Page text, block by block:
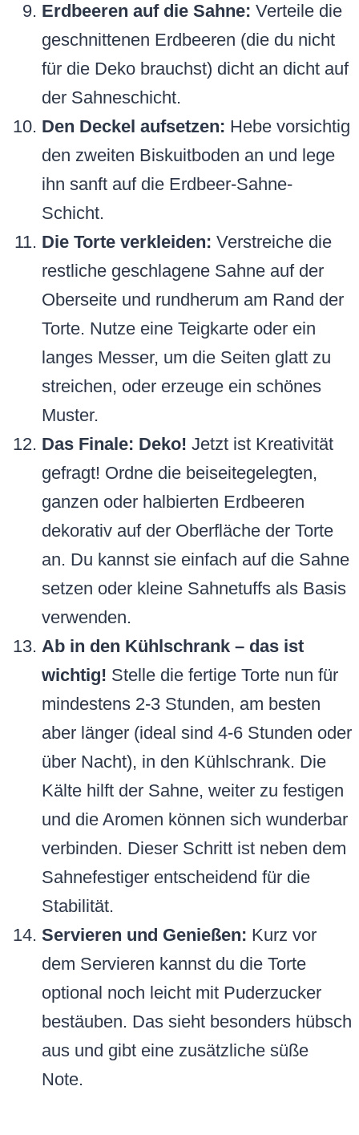
Erdbeeren auf die Sahne: Verteile die
geschnittenen Erdbeeren (die du nicht
für die Deko brauchst) dicht an dicht auf
der Sahneschicht.
Den Deckel aufsetzen: Hebe vorsichtig
den zweiten Biskuitboden an und lege
ihn sanft auf die Erdbeer-Sahne-
Schicht.
Die Torte verkleiden: Verstreiche die
restliche geschlagene Sahne auf der
Oberseite und rundherum am Rand der
Torte. Nutze eine Teigkarte oder ein
langes Messer, um die Seiten glatt zu
streichen, oder erzeuge ein schönes
Muster.
Das Finale: Deko! Jetzt ist Kreativität
gefragt! Ordne die beiseitegelegten,
ganzen oder halbierten Erdbeeren
dekorativ auf der Oberfläche der Torte
an. Du kannst sie einfach auf die Sahne
setzen oder kleine Sahnetuffs als Basis
verwenden.
Ab in den Kühlschrank – das ist
wichtig! Stelle die fertige Torte nun für
mindestens 2-3 Stunden, am besten
aber länger (ideal sind 4-6 Stunden oder
über Nacht), in den Kühlschrank. Die
Kälte hilft der Sahne, weiter zu festigen
und die Aromen können sich wunderbar
verbinden. Dieser Schritt ist neben dem
Sahnefestiger entscheidend für die
Stabilität.
Servieren und Genießen: Kurz vor
dem Servieren kannst du die Torte
optional noch leicht mit Puderzucker
bestäuben. Das sieht besonders hübsch
aus und gibt eine zusätzliche süße
Note.